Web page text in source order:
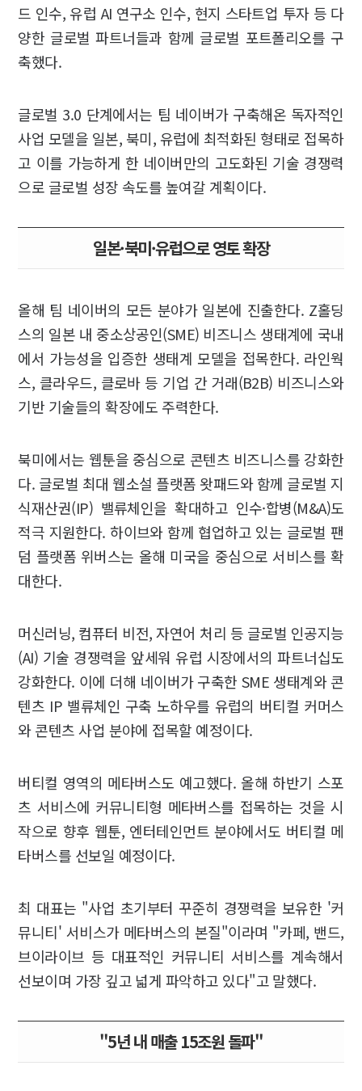
드 인수, 유럽 AI 연구소 인수, 현지 스타트업 투자 등 다
양한 글로벌 파트너들과 함께 글로벌 포트폴리오를 구
축했다.
글로벌 3.0 단계에서는 팀 네이버가 구축해온 독자적인
사업 모델을 일본, 북미, 유럽에 최적화된 형태로 접목하
고 이를 가능하게 한 네이버만의 고도화된 기술 경쟁력
으로 글로벌 성장 속도를 높여갈 계획이다.
일본·북미·유럽으로 영토 확장
올해 팀 네이버의 모든 분야가 일본에 진출한다. Z홀딩
스의 일본 내 중소상공인(SME) 비즈니스 생태계에 국내
에서 가능성을 입증한 생태계 모델을 접목한다. 라인웍
스, 클라우드, 클로바 등 기업 간 거래(B2B) 비즈니스와
기반 기술들의 확장에도 주력한다.
북미에서는 웹툰을 중심으로 콘텐츠 비즈니스를 강화한
다. 글로벌 최대 웹소설 플랫폼 왓패드와 함께 글로벌 지
식재산권(IP) 밸류체인을 확대하고 인수·합병(M&A)도
적극 지원한다. 하이브와 함께 협업하고 있는 글로벌 팬
덤 플랫폼 위버스는 올해 미국을 중심으로 서비스를 확
대한다.
머신러닝, 컴퓨터 비전, 자연어 처리 등 글로벌 인공지능
(AI) 기술 경쟁력을 앞세워 유럽 시장에서의 파트너십도
강화한다. 이에 더해 네이버가 구축한 SME 생태계와 콘
텐츠 IP 밸류체인 구축 노하우를 유럽의 버티컬 커머스
와 콘텐츠 사업 분야에 접목할 예정이다.
버티컬 영역의 메타버스도 예고했다. 올해 하반기 스포
츠 서비스에 커뮤니티형 메타버스를 접목하는 것을 시
작으로 향후 웹툰, 엔터테인먼트 분야에서도 버티컬 메
타버스를 선보일 예정이다.
최 대표는 "사업 초기부터 꾸준히 경쟁력을 보유한 '커
뮤니티' 서비스가 메타버스의 본질"이라며 "카페, 밴드,
브이라이브 등 대표적인 커뮤니티 서비스를 계속해서
선보이며 가장 깊고 넓게 파악하고 있다"고 말했다.
"5년 내 매출 15조원 돌파"